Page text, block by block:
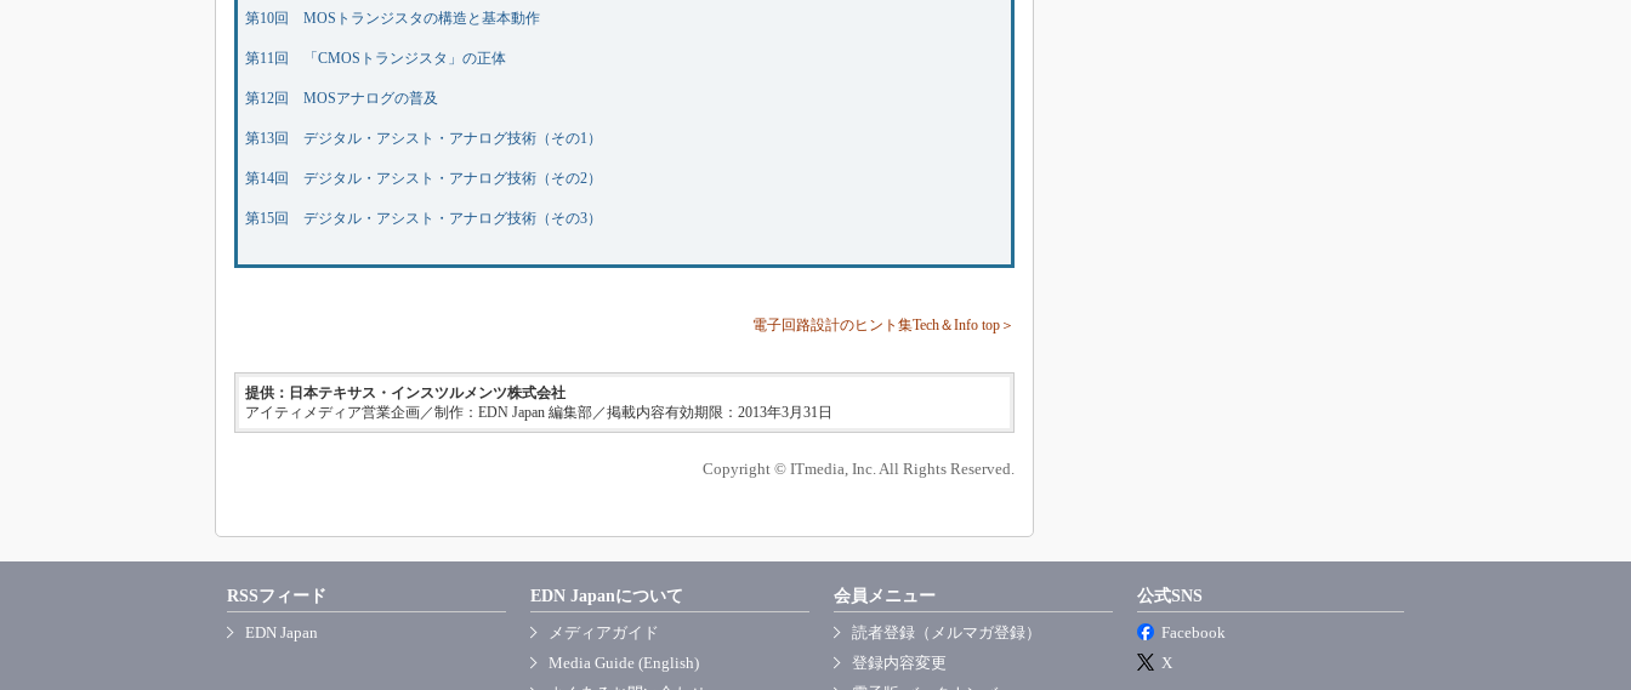
第10回 MOSトランジスタの構造と基本動作
第11回 「CMOSトランジスタ」の正体
第12回 MOSアナログの普及
第13回 デジタル・アシスト・アナログ技術（その1）
第14回 デジタル・アシスト・アナログ技術（その2）
第15回 デジタル・アシスト・アナログ技術（その3）
電子回路設計のヒント集Tech＆Info top＞
提供：日本テキサス・インスツルメンツ株式会社
アイティメディア営業企画／制作：EDN Japan 編集部／掲載内容有効期限：2013年3月31日
Copyright © ITmedia, Inc. All Rights Reserved.
RSSフィード
EDN Japan
EDN Japanについて
メディアガイド
Media Guide (English)
会員メニュー
読者登録（メルマガ登録）
登録内容変更
公式SNS
Facebook
X